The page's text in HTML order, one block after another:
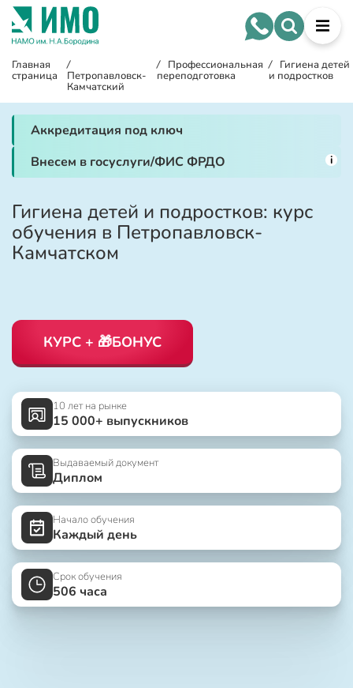
Главная
страница
/
Петропавловск-
Камчатский
/ Профессиональная
переподготовка
/ Гигиена детей
и подростков
Аккредитация под ключ
Внесем в госуслуги/ФИС ФРДО
i
Гигиена детей и подростков: курс
обучения в Петропавловск-
Камчатском
КУРС + 🎁БОНУС
10 лет на рынке
15 000+ выпускников
Выдаваемый документ
Диплом
Начало обучения
Каждый день
Срок обучения
506 часа